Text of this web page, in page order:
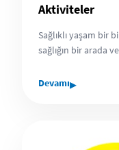
Aktiviteler
Sağlıklı yaşam bir
sağlığın bir arada
Devamı▸